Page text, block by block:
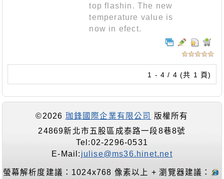
top flashin. The new
temperature value is
now in efect.
1 - 4 / 4 (共 1 頁)
©2026 珈鋒國際企業有限公司
版權所有
24869新北市五股區成泰路一段8巷8號
Tel:02-2296-0531
E-Mail: julise@ms36.hinet.net
螢幕解析度建議：1024x768 像素以上 + 瀏覽器建議：